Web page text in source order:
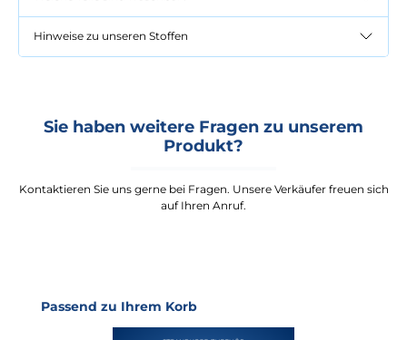
Hinweise zu unseren Stoffen
Sie haben weitere Fragen zu unserem
Produkt?
Kontaktieren Sie uns gerne bei Fragen. Unsere Verkäufer freuen sich
auf Ihren Anruf.
Produktgalerie überspringen
Passend zu Ihrem Korb